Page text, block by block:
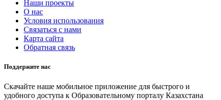
Наши проекты
О нас
Условия использования
Связаться с нами
Карта сайта
Обратная связь
Поддержите нас
Скачайте наше мобильное приложение для быстрого и
удобного доступа к Образовательному порталу Казахстана